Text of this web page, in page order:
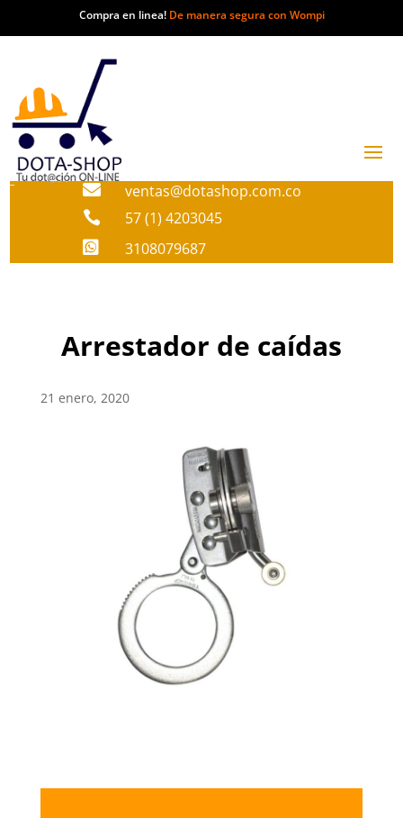
Compra en linea! De manera segura con Wompi
 ventas@dotashop.com.co
 57 (1) 4203045
 3108079687
Arrestador de caídas
21 enero, 2020